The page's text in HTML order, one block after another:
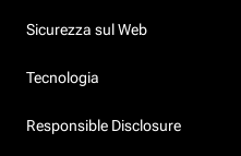
Sicurezza sul Web
Tecnologia
Responsible Disclosure